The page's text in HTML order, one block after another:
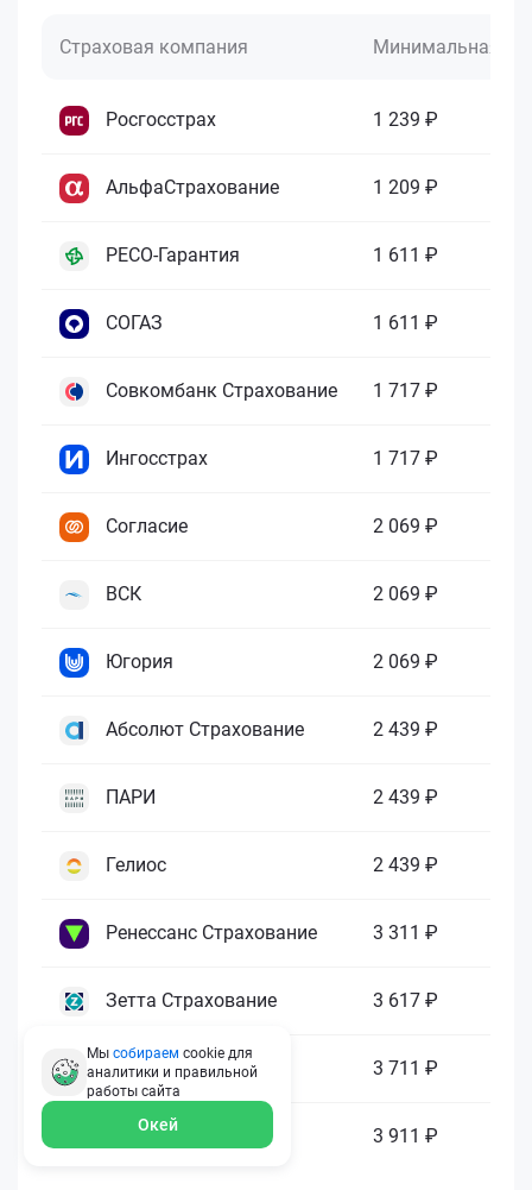
Страховая компания Минимальная
Росгосстрах 1 239 ₽
АльфаСтрахование 1 209 ₽
РЕСО-Гарантия 1 611 ₽
СОГАЗ 1 611 ₽
Совкомбанк Страхование 1 717 ₽
Ингосстрах 1 717 ₽
Согласие 2 069 ₽
ВСК 2 069 ₽
Югория 2 069 ₽
Абсолют Страхование 2 439 ₽
ПАРИ 2 439 ₽
Гелиос 2 439 ₽
Ренессанс Страхование 3 311 ₽
Зетта Страхование 3 617 ₽
ГАЙДЕ 3 711 ₽
МАКС 3 911 ₽
Мы собираем cookie для
аналитики и правильной
работы сайта
Окей